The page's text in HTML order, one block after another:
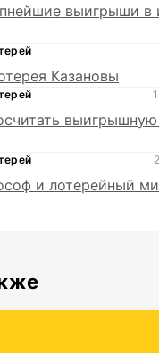
выигрыши в
Казановы
и лотерейный